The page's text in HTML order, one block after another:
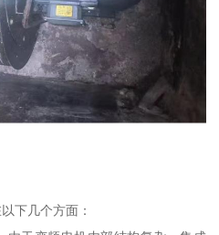
下几个方面：